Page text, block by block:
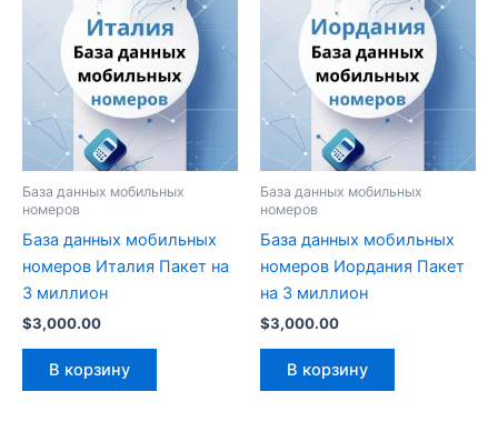
База данных мобильных
номеров
База данных мобильных
номеров Италия Пакет на
3 миллион
$3,000.00
В корзину
База данных мобильных
номеров
База данных мобильных
номеров Иордания Пакет
на 3 миллион
$3,000.00
В корзину